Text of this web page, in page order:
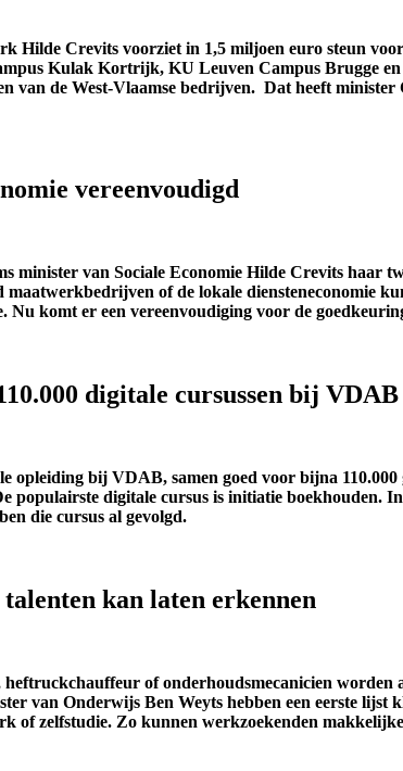
Hilde Crevits voorziet in 1,5 miljoen euro steun
Kulak Kortrijk, KU Leuven Campus Brugge
van de West-Vlaamse bedrijven. Dat heeft
vereenvoudigd
minister van Sociale Economie Hilde Crevits haar
maatwerkbedrijven of de lokale diensteneconomie
Nu komt er een vereenvoudiging voor de
digitale cursussen bij VDAB
opleiding bij VDAB, samen goed voor bijna
populairste digitale cursus is initiatie boekhouden.
die cursus al gevolgd.
kan laten erkennen
of onderhoudsmecanicien worden
van Onderwijs Ben Weyts hebben een eerste
of zelfstudie. Zo kunnen werkzoekenden